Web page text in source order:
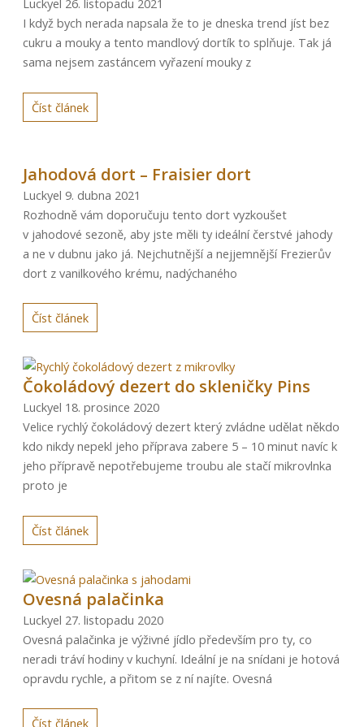
Luckyel 26. listopadu 2021
I když bych nerada napsala že to je dneska trend jíst bez
cukru a mouky a tento mandlový dortík to splňuje. Tak já
sama nejsem zastáncem vyřazení mouky z
Číst článek
Jahodová dort – Fraisier dort
Luckyel 9. dubna 2021
Rozhodně vám doporučuju tento dort vyzkoušet
v jahodové sezoně, aby jste měli ty ideální čerstvé jahody
a ne v dubnu jako já. Nejchutnější a nejjemnější Frezierův
dort z vanilkového krému, nadýchaného
Číst článek
Čokoládový dezert do skleničky Pins
Luckyel 18. prosince 2020
Velice rychlý čokoládový dezert který zvládne udělat někdo
kdo nikdy nepekl jeho příprava zabere 5 – 10 minut navíc k
jeho přípravě nepotřebujeme troubu ale stačí mikrovlnka
proto je
Číst článek
Ovesná palačinka
Luckyel 27. listopadu 2020
Ovesná palačinka je výživné jídlo především pro ty, co
neradi tráví hodiny v kuchyní. Ideální je na snídani je hotová
opravdu rychle, a přitom se z ní najíte. Ovesná
Číst článek